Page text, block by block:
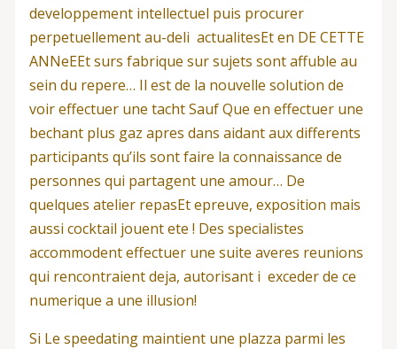
developpement intellectuel puis procurer
perpetuellement au-deli actualitesEt en DE CETTE
ANNeEEt surs fabrique sur sujets sont affuble au
sein du repere… Il est de la nouvelle solution de
voir effectuer une tacht Sauf Que en effectuer une
bechant plus gaz apres dans aidant aux differents
participants qu’ils sont faire la connaissance de
personnes qui partagent une amour… De
quelques atelier repasEt epreuve, exposition mais
aussi cocktail jouent ete ! Des specialistes
accommodent effectuer une suite averes reunions
qui rencontraient deja, autorisant i exceder de ce
numerique a une illusion!
Si Le speedating maintient une plazza parmi les